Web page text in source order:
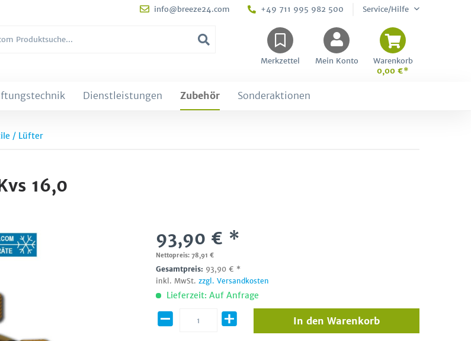
info@breeze24.com +49 711 995 982 500 Service/Hilfe
Merkzettel Mein Konto
Warenkorb
0,00 €*
Dienstleistungen Zubehör Sonderaktionen
/ Lüfter
16,0
93,90 € *
Nettopreis: 78,91 €
Gesamtpreis: 93,90 € *
inkl. MwSt.zzgl. Versandkosten
Lieferzeit: Auf Anfrage
In den Warenkorb